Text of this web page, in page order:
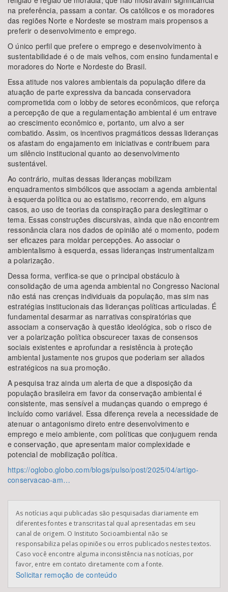
na preferência, passam a contar. Os católicos e os moradores
das regiões Norte e Nordeste se mostram mais propensos a
preferir o desenvolvimento e emprego.
O único perfil que prefere o emprego e desenvolvimento à
sustentabilidade é o de mais velhos, com ensino fundamental e
moradores do Norte e Nordeste do Brasil.
Essa atitude nos valores ambientais da população difere da
atuação de parte expressiva da bancada conservadora
comprometida com o lobby de setores econômicos, que reforça
a percepção de que a regulamentação ambiental é um entrave
ao crescimento econômico e, portanto, um alvo a ser
combatido. Assim, os incentivos pragmáticos dessas lideranças
os afastam do engajamento em iniciativas e contribuem para
um silêncio institucional quanto ao desenvolvimento
sustentável.
Ao contrário, muitas dessas lideranças mobilizam
enquadramentos simbólicos que associam a agenda ambiental
à esquerda política ou ao estatismo, recorrendo, em alguns
casos, ao uso de teorias da conspiração para deslegitimar o
tema. Essas construções discursivas, ainda que não encontrem
ressonância clara nos dados de opinião até o momento, podem
ser eficazes para moldar percepções. Ao associar o
ambientalismo à esquerda, essas lideranças instrumentalizam
a polarização.
Dessa forma, verifica-se que o principal obstáculo à
consolidação de uma agenda ambiental no Congresso Nacional
não está nas crenças individuais da população, mas sim nas
estratégias institucionais das lideranças políticas articuladas. É
fundamental desarmar as narrativas conspiratórias que
associam a conservação à questão ideológica, sob o risco de
ver a polarização política obscurecer taxas de consensos
sociais existentes e aprofundar a resistência à proteção
ambiental justamente nos grupos que poderiam ser aliados
estratégicos na sua promoção.
A pesquisa traz ainda um alerta de que a disposição da
população brasileira em favor da conservação ambiental é
consistente, mas sensível a mudanças quando o emprego é
incluído como variável. Essa diferença revela a necessidade de
atenuar o antagonismo direto entre desenvolvimento e
emprego e meio ambiente, com políticas que conjuguem renda
e conservação, que apresentam maior complexidade e
potencial de mobilização política.
https://oglobo.globo.com/blogs/pulso/post/2025/04/artigo-
conservacao-am…
As notícias aqui publicadas são pesquisadas diariamente em
diferentes fontes e transcritas tal qual apresentadas em seu
canal de origem. O Instituto Socioambiental não se
responsabiliza pelas opiniões ou erros publicados nestes textos.
Caso você encontre alguma inconsistência nas notícias, por
favor, entre em contato diretamente com a fonte.
Solicitar remoção de conteúdo